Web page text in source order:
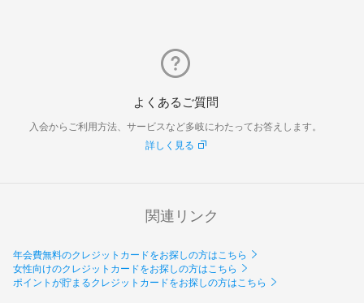
よくあるご質問
入会からご利用方法、サービスなど多岐にわたってお答えします。
詳しく見る
関連リンク
年会費無料のクレジットカードをお探しの方はこちら
女性向けのクレジットカードをお探しの方はこちら
ポイントが貯まるクレジットカードをお探しの方はこちら